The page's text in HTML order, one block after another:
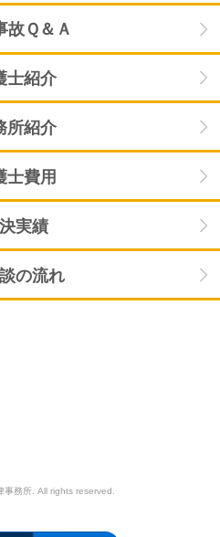
故Ｑ＆Ａ
士紹介
所紹介
士費用
実績
の流れ
務所. All rights reserved.